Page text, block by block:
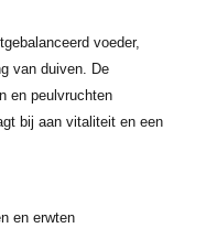
voeder,
van duiven. De
en peulvruchten
bij aan vitaliteit en een
en erwten